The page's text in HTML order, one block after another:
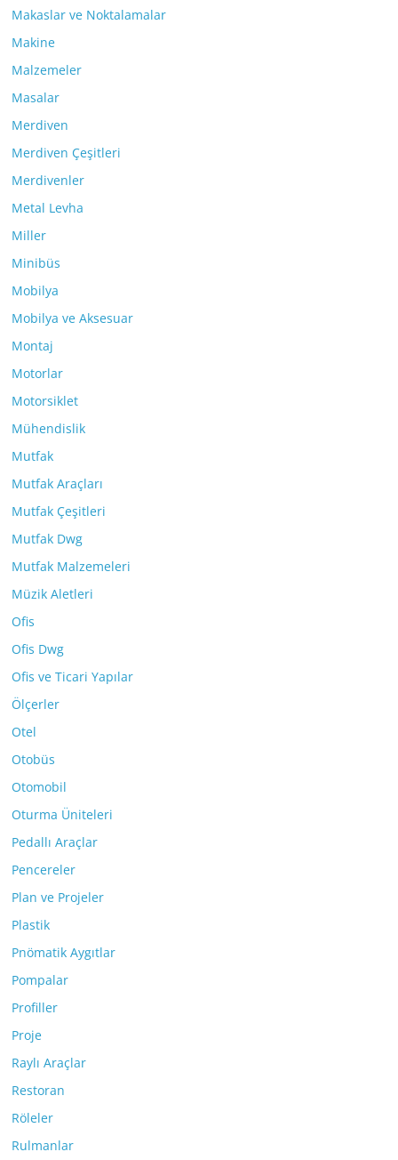
Makaslar ve Noktalamalar
Makine
Malzemeler
Masalar
Merdiven
Merdiven Çeşitleri
Merdivenler
Metal Levha
Miller
Minibüs
Mobilya
Mobilya ve Aksesuar
Montaj
Motorlar
Motorsiklet
Mühendislik
Mutfak
Mutfak Araçları
Mutfak Çeşitleri
Mutfak Dwg
Mutfak Malzemeleri
Müzik Aletleri
Ofis
Ofis Dwg
Ofis ve Ticari Yapılar
Ölçerler
Otel
Otobüs
Otomobil
Oturma Üniteleri
Pedallı Araçlar
Pencereler
Plan ve Projeler
Plastik
Pnömatik Aygıtlar
Pompalar
Profiller
Proje
Raylı Araçlar
Restoran
Röleler
Rulmanlar